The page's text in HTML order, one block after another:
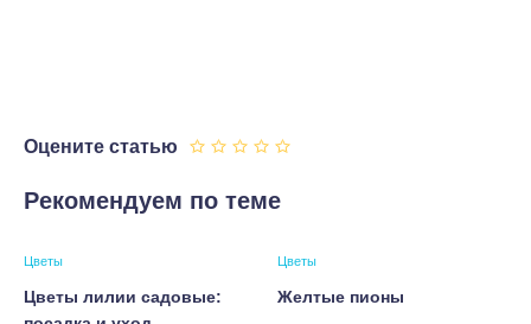
Оцените статью
Рекомендуем по теме
Цветы
Цветы лилии садовые:
Цветы
Желтые пионы